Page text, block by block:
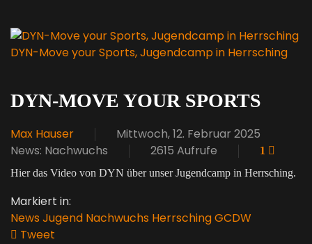
DYN-Move your Sports, Jugendcamp in Herrsching
DYN-MOVE YOUR SPORTS
Max Hauser
Mittwoch, 12. Februar 2025
News: Nachwuchs
2615 Aufrufe
1
Hier das Video von DYN über unser Jugendcamp in Herrsching.
Markiert in:
News Jugend Nachwuchs HerrschingGCDW
Tweet